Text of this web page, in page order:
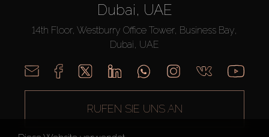
Dubai, UAE
14th Floor, Westburry Office Tower, Business Bay,
Dubai, UAE
RUFEN SIE UNS AN